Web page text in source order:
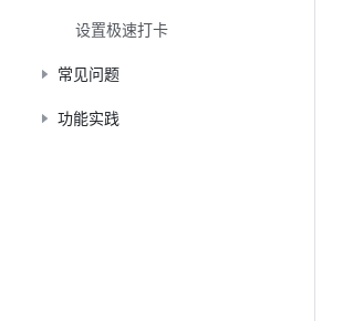
设置极速打卡
常见问题
功能实践